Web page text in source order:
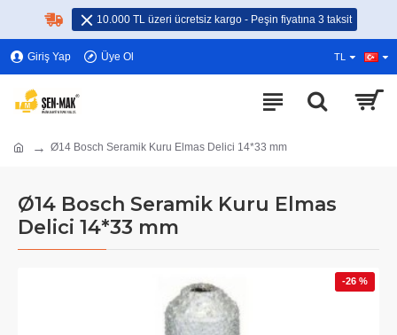
10.000 TL üzeri ücretsiz kargo - Peşin fiyatına 3 taksit
Giriş Yap Üye Ol TL
Ø14 Bosch Seramik Kuru Elmas Delici 14*33 mm
Ø14 Bosch Seramik Kuru Elmas
Delici 14*33 mm
-26 %